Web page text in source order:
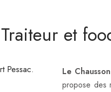
Traiteur et
Pessac. Le
propose des